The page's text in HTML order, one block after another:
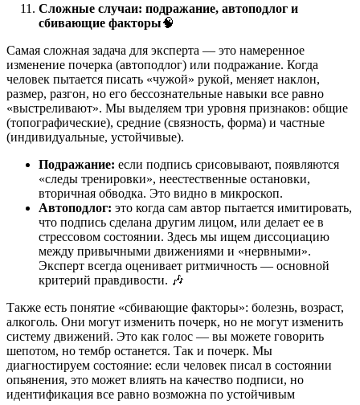
Сложные случаи: подражание, автоподлог и
сбивающие факторы🧠
Самая сложная задача для эксперта — это намеренное
изменение почерка (автоподлог) или подражание. Когда
человек пытается писать «чужой» рукой, меняет наклон,
размер, разгон, но его бессознательные навыки все равно
«выстреливают». Мы выделяем три уровня признаков: общие
(топографические), средние (связность, форма) и частные
(индивидуальные, устойчивые).
Подражание: если подпись срисовывают, появляются
«следы тренировки», неестественные остановки,
вторичная обводка. Это видно в микроскоп.
Автоподлог: это когда сам автор пытается имитировать,
что подпись сделана другим лицом, или делает ее в
стрессовом состоянии. Здесь мы ищем диссоциацию
между привычными движениями и «нервными».
Эксперт всегда оценивает ритмичность — основной
критерий правдивости. 🎶
Также есть понятие «сбивающие факторы»: болезнь, возраст,
алкоголь. Они могут изменить почерк, но не могут изменить
систему движений. Это как голос — вы можете говорить
шепотом, но тембр останется. Так и почерк. Мы
диагностируем состояние: если человек писал в состоянии
опьянения, это может влиять на качество подписи, но
идентификация все равно возможна по устойчивым